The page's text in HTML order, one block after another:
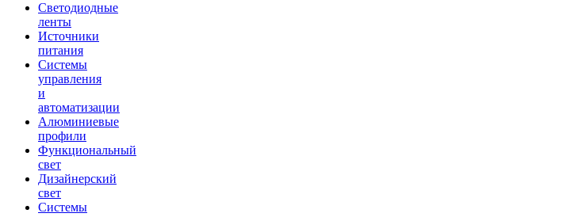
Светодиодные
ленты
Источники
питания
Системы
управления
и
автоматизации
Алюминиевые
профили
Функциональный
свет
Дизайнерский
свет
Системы